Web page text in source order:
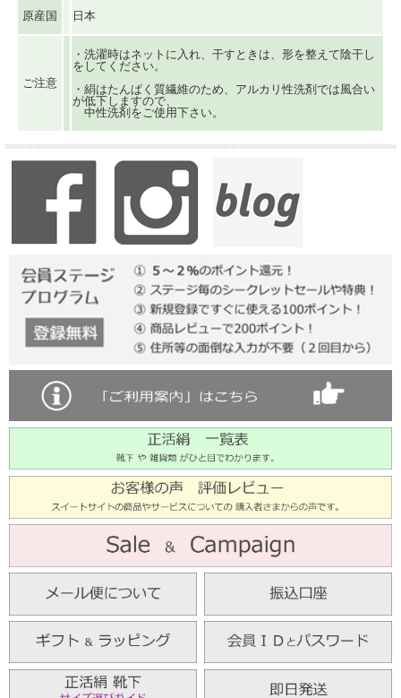
原産国 日本
ご注意
・洗濯時はネットに入れ、干すときは、形を整えて陰干し
をしてください。
・絹はたんぱく質繊維のため、アルカリ性洗剤では風合い
が低下しますので、
中性洗剤をご使用下さい。